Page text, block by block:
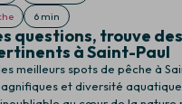
6 min
questions, trouve
à Saint-Paul
meilleurs spots de pêche à
et diversité